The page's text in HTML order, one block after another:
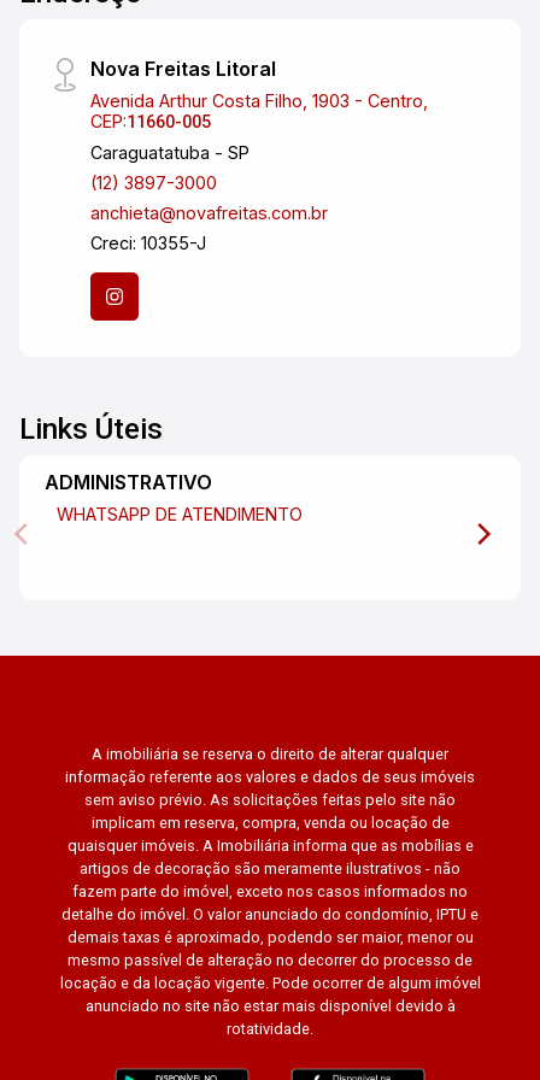
Nova Freitas Litoral
Avenida Arthur Costa Filho, 1903 - Centro,
CEP:11660-005
Caraguatatuba - SP
(12) 3897-3000
anchieta@novafreitas.com.br
Creci: 10355-J
Links Úteis
ADMINISTRATIVO
WHATSAPP DE ATENDIMENTO
A imobiliária se reserva o direito de alterar qualquer
informação referente aos valores e dados de seus imóveis
sem aviso prévio. As solicitações feitas pelo site não
implicam em reserva, compra, venda ou locação de
quaisquer imóveis. A Imobiliária informa que as mobílias e
artigos de decoração são meramente ilustrativos - não
fazem parte do imóvel, exceto nos casos informados no
detalhe do imóvel. O valor anunciado do condomínio, IPTU e
demais taxas é aproximado, podendo ser maior, menor ou
mesmo passível de alteração no decorrer do processo de
locação e da locação vigente. Pode ocorrer de algum imóvel
anunciado no site não estar mais disponível devido à
rotatividade.